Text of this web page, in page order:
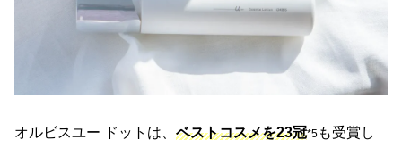
オルビスユー ドットは、 ベストコスメを23冠*5 も受賞し